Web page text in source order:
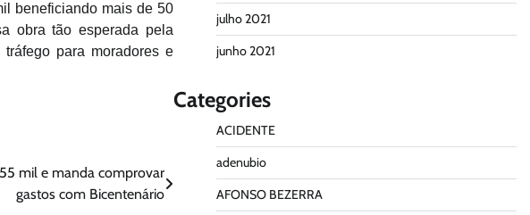
beneficiando mais de 50
obra tão esperada pela
para moradores e
mil e manda comprovar
gastos com Bicentenário
julho 2021
junho 2021
Categories
ACIDENTE
adenubio
AFONSO BEZERRA